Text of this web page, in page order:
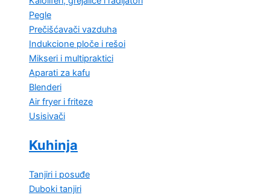
Pegle
Prečišćavači vazduha
Indukcione ploče i rešoi
Mikseri i multipraktici
Aparati za kafu
Blenderi
Air fryer i friteze
Usisivači
Kuhinja
Tanjiri i posuđe
Duboki tanjiri